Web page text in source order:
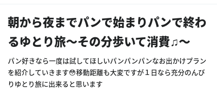
朝から夜までパンで始まりパンで終わ
るゆとり旅〜その分歩いて消費♫〜
パン好きなら一度は試してほしいパンパンパンなお出かけプラン
を紹介していきます😳移動距離も大変ですが１日なら充分のんび
りゆとり旅に出来ると思います